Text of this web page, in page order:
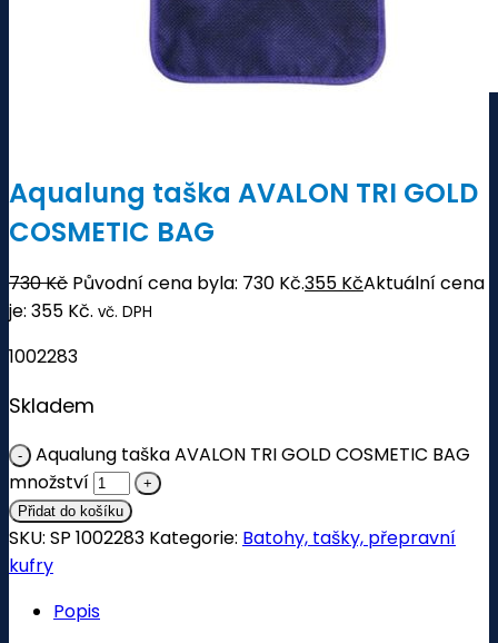
Aqualung taška AVALON TRI GOLD
COSMETIC BAG
730Kč Původní cena byla: 730 Kč.355 KčAktuální cena
je: 355 Kč. vč. DPH
1002283
Skladem
Aqualung taška AVALON TRI GOLD COSMETIC BAG
množství
Přidat do košíku
SKU: SP 1002283 Kategorie: Batohy, tašky, přepravní
kufry
Popis